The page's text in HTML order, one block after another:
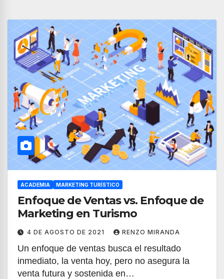
ACADEMIA MARKETING TURÍSTICO
Enfoque de Ventas vs. Enfoque de
Marketing en Turismo
4 DE AGOSTO DE 2021 RENZO MIRANDA
Un enfoque de ventas busca el resultado
inmediato, la venta hoy, pero no asegura la
venta futura y sostenida en…